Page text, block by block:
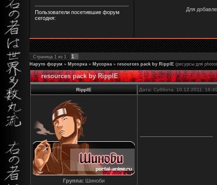
Пользователи посетившие форум
сегодня:
Для
Страница 1 из 1 1
Наруто форум » Мусорка » Мусорка » resources pack by RipplE (ресурсы для
resources pack by RipplE
RipplE Дата: Суббота, 10.12.2011,
Группа: Шиноби